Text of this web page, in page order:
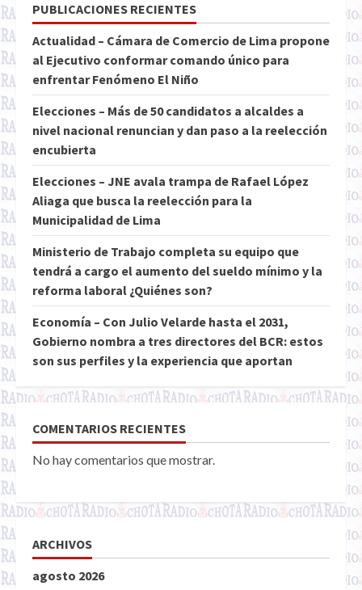
PUBLICACIONES RECIENTES
Actualidad – Cámara de Comercio de Lima propone
al Ejecutivo conformar comando único para
enfrentar Fenómeno El Niño
Elecciones – Más de 50 candidatos a alcaldes a
nivel nacional renuncian y dan paso a la reelección
encubierta
Elecciones – JNE avala trampa de Rafael López
Aliaga que busca la reelección para la
Municipalidad de Lima
Ministerio de Trabajo completa su equipo que
tendrá a cargo el aumento del sueldo mínimo y la
reforma laboral ¿Quiénes son?
Economía – Con Julio Velarde hasta el 2031,
Gobierno nombra a tres directores del BCR: estos
son sus perfiles y la experiencia que aportan
COMENTARIOS RECIENTES
No hay comentarios que mostrar.
ARCHIVOS
agosto 2026